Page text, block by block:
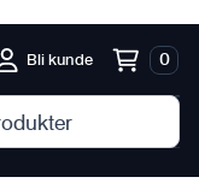
Bli kunde 0